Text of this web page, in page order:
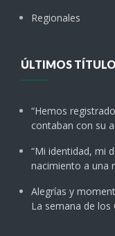
Regionales
ÚLTIMOS
“Hemos
contaban con su
“Mi identidad, mi
nacimiento a una
Alegrías y
La semana de los